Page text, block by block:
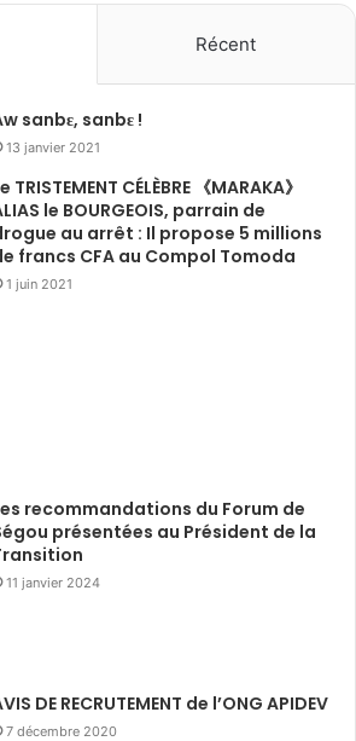
Récent
sanbɛ, sanbɛ !
13 janvier 2021
TRISTEMENT CÉLÈBRE 《MARAKA》
le BOURGEOIS, parrain de
au arrêt : Il propose 5 millions
francs CFA au Compol Tomoda
1 juin 2021
recommandations du Forum de
présentées au Président de la
11 janvier 2024
DE RECRUTEMENT de l’ONG APIDEV
7 décembre 2020